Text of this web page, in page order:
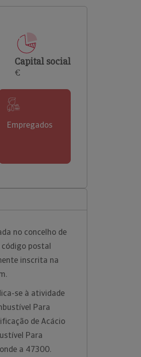
o risco de incumprimento dos
Capital social
€
Empregados
no concelho de
postal
inscrita na
se à atividade
Para
de Acácio
Para
a 47300.